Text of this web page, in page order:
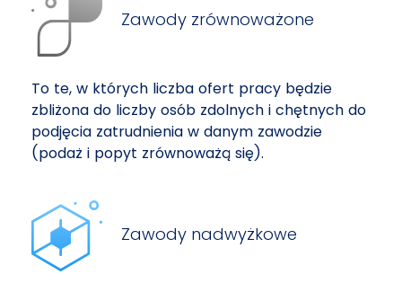
Zawody zrównoważone
To te, w których liczba ofert pracy będzie
zbliżona do liczby osób zdolnych i chętnych do
podjęcia zatrudnienia w danym zawodzie
(podaż i popyt zrównoważą się).
Zawody nadwyżkowe